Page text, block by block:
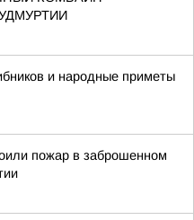
и народные приметы
пожар в заброшенном